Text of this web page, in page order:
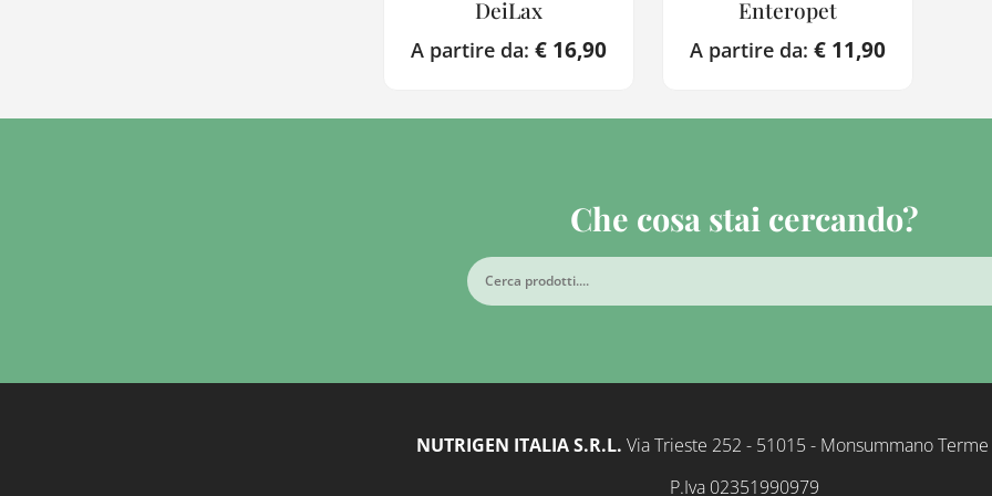
DeiLax
A partire da:€ 16,90
Enteropet
A partire da:€ 11,90
Che cosa stai cercando?
NUTRIGEN ITALIA S.R.L. Via Trieste 252 - 51015 - Monsummano Terme
P.Iva 02351990979